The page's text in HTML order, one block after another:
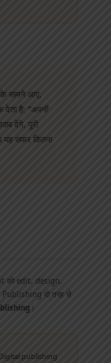
के सामने आए,
देता है: “अपनी
देंगे, पूरी
यह सफर कितना
को edit, design,
दो तरह से
।
Digital publishing